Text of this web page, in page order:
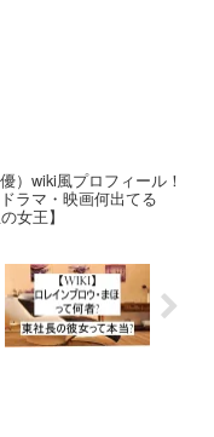
）wiki風プロフィール！
ラマ・映画何出てる
女王】